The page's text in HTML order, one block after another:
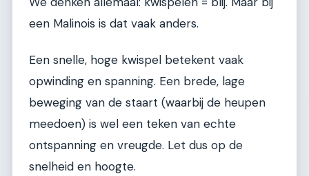
een Malinois is dat vaak anders.
Een snelle, hoge kwispel betekent vaak
opwinding en spanning. Een brede, lage
beweging van de staart (waarbij de heupen
meedoen) is wel een teken van echte
ontspanning en vreugde. Let dus op de
snelheid en hoogte.